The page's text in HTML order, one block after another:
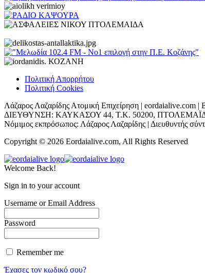
Πολιτική Απορρήτου
Πολιτική Cookies
Λάζαρος Λαζαρίδης Ατομική Επιχείρηση |
ΔΙΕΥΘΥΝΣΗ: ΚΑΥΚΑΣΟΥ 44, Τ.Κ. 50200, ΠΤΟΛΕΜΑΪΔΑ |
Νόμιμος εκπρόσωπος: Λάζαρος Λαζαρίδης | Διευθυντής
Copyright © 2026 Eordaialive.com, All Rights Reserved
Welcome Back!
Sign in to your account
Username or Email Address
Password
Remember me
Έχασες τον κωδικό σου?